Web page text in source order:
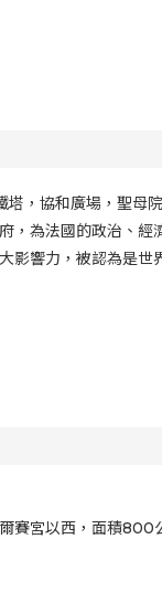
塔，協和廣場，聖母
，為法國的政治、
響力，被認為是世
賽宮以西，面積